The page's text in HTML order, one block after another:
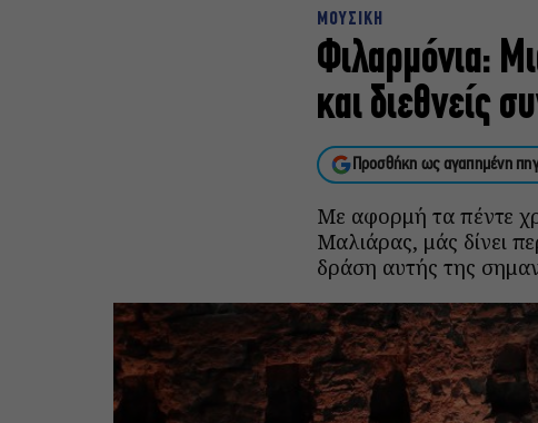
ΜΟΥΣΙΚΗ
Φιλαρμόνια:
και διεθνείς
Προσθήκη ως αγαπημένη
Με αφορμή τα πέντε
Μαλιάρας, μάς δίνει
δράση αυτής της